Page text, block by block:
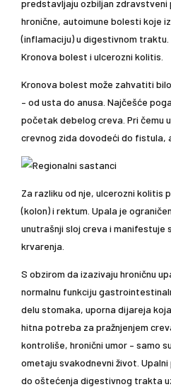
predstavljaju ozbiljan zdravstveni
hronične, autoimune bolesti koje
(inflamaciju) u digestivnom traktu.
Kronova bolest i ulcerozni kolitis.
Kronova bolest može zahvatiti
– od usta do anusa. Najčešće
početak debelog creva. Pri čemu
crevnog zida dovodeći do fistula,
Za razliku od nje, ulcerozni kolitis
(kolon) i rektum. Upala je
unutrašnji sloj creva i manifestuje
krvarenja.
S obzirom da izazivaju hroničnu
normalnu funkciju
delu stomaka, uporna dijareja
hitna potreba za pražnjenjem
kontroliše, hronični umor – samo
ometaju svakodnevni život.
do oštećenja digestivnog trakta